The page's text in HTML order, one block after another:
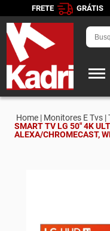
FRETE GRÁTIS
Home | Monitores E Tvs |
SMART TV LG 50" 4K
ALEXA/CHROMECAST,